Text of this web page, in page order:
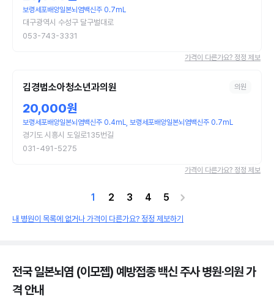
보령세포배양일본뇌염백신주 0.7mL
대구광역시 수성구 달구벌대로
053-743-3331
가격이 다른가요? 정정 제보
김경범소아청소년과의원 의원
20,000원
보령세포배양일본뇌염백신주 0.4mL, 보령세포배양일본뇌염백신주 0.7mL
경기도 시흥시 도일로135번길
031-491-5275
가격이 다른가요? 정정 제보
1 2 3 4 5
내 병원이 목록에 없거나 가격이 다른가요? 정정 제보하기
전국 일본뇌염 (이모젭) 예방접종 백신 주사 병원·의원가
격 안내